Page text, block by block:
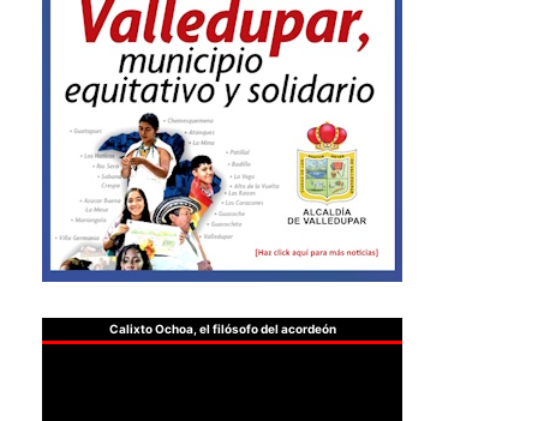
Calixto Ochoa, el filósofo del acordeón